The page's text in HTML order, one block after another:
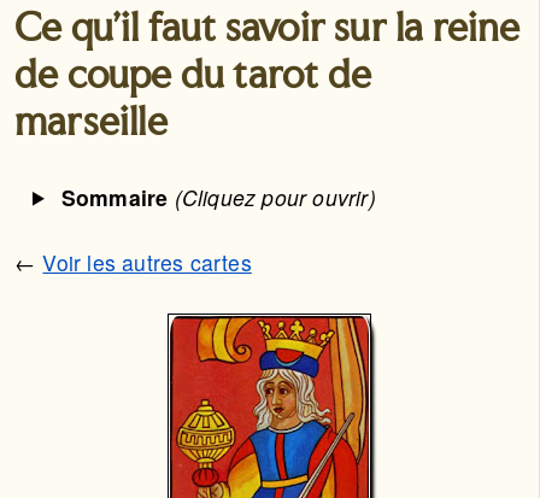
Ce qu'il faut savoir sur la reine
de coupe du tarot de
marseille
Sommaire (Cliquez pour ouvrir)
←Voir les autres cartes